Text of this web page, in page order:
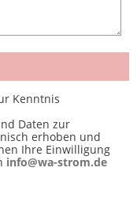
Kenntnis
Daten zur
erhoben und
Ihre Einwilligung
info@wa-strom.de